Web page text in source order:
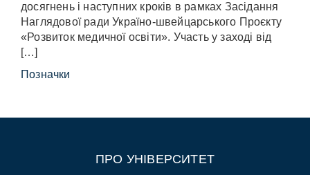
досягнень і наступних кроків в рамках Засідання
Наглядової ради Україно-швейцарського Проєкту
«Розвиток медичної освіти». Участь у заході від
[…]
Позначки
ПРО УНІВЕРСИТЕТ